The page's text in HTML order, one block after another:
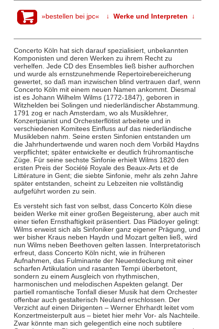
»bestellen bei jpc« ↓ Werke und Interpreten ↓
Concerto Köln hat sich darauf spezialisiert, unbekannten
Komponisten und deren Werken zu ihrem Recht zu
verhelfen. Jede CD des Ensembles ließ bisher aufhorchen
und wurde als ernstzunehmende Repertoirebereicherung
gewertet, so daß man inzwischen blind vertrauen darf, wenn
Concerto Köln mit einem neuen Namen ankommt. Diesmal
ist es Johann Wilhelm Wilms (1772-1847), geboren in
Witzhelden bei Solingen und niederländischer Abstammung.
1791 zog er nach Amsterdam, wo als Musiklehrer,
Konzertpianist und Orchesterflötist arbeitete und in
verschiedenen Komitees Einfluss auf das niederländische
Musikleben nahm. Seine ersten Sinfonien entstanden um
die Jahrhundertwende und waren noch dem Vorbild Haydns
verpflichtet; später entwickelte er deutlich frühromantische
Züge. Für seine sechste Sinfonie erhielt Wilms 1820 den
ersten Preis der Société Royale des Beaux-Arts et de
Littérature in Gent; die siebte Sinfonie, mehr als zehn Jahre
später entstanden, scheint zu Lebzeiten nie vollständig
aufgeführt worden zu sein.
Es versteht sich fast von selbst, dass Concerto Köln diese
beiden Werke mit einer großen Begeisterung, aber auch mit
einer tiefen Ernsthaftigkeit präsentiert. Das Plädoyer gelingt:
Wilms erweist sich als Sinfoniker ganz eigener Prägung, und
wer bisher Kraus neben Haydn und Mozart gelten ließ, wird
nun Wilms neben Beethoven gelten lassen. Interpretatorisch
erfreut, dass Concerto Köln nicht, wie in früheren
Aufnahmen, das Fulminante der Neuentdeckung mit einer
scharfen Artikulation und rasanten Tempi überbetont,
sondern zu einem Ausgleich von rhythmischen,
harmonischen und melodischen Aspekten gelangt. Der
partiell romantische Tonfall dieser Musik hat dem Orchester
offenbar auch gestalterisch Neuland erschlossen. Der
Verzicht auf einen Dirigenten – Werner Ehrhardt leitet vom
Konzertmeisterpult aus – bietet hier mehr Vor- als Nachteile.
Zwar könnte man sich gelegentlich eine noch subtilere